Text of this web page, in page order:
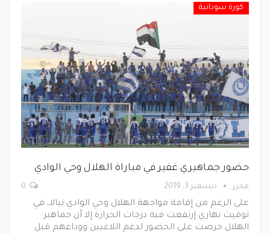
كورة سودانية
حضور جماهيري غفير في مباراة الهلال وحي الوادي
محرر ديسمبر 3, 2019
على الرغم من إقامة مواجهة الهلال وحي الوادي نيالا، في
توقيت نهاري إرتفعت فيه درجات الحرارة إلا أن جماهير
الهلال حرصت على الحضور لدعم اللاعبين ووداعهم قبل